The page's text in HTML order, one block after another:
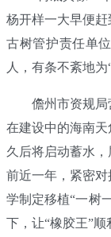
杨开样一大早便赶
古树管护责任单
人，有条不紊地为
儋州市资规
在建设中的海南
久后将启动蓄水
前近一年，紧密
学制定移植“一树
下，让“橡胶王”顺